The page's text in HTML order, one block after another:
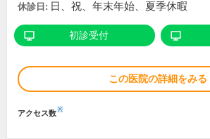
休診日: 日、祝、年末年始、夏季休暇
初診受付
この医院の詳細をみる
アクセス数※